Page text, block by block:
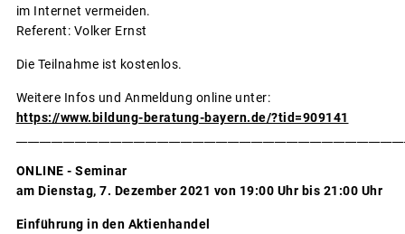
im Internet vermeiden.
Referent: Volker Ernst
Die Teilnahme ist kostenlos.
Weitere Infos und Anmeldung online unter:
https://www.bildung-beratung-bayern.de/?tid=909141
ONLINE - Seminar
am Dienstag, 7. Dezember 2021 von 19:00 Uhr bis 21:00 Uhr
Einführung in den Aktienhandel